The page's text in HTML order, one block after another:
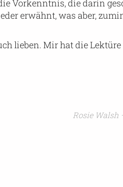
Vorkenntnis, die darin
erwähnt, was aber,
lieben. Mir hat die Lektüre
Rosie